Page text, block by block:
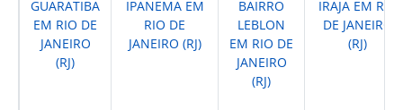
GUARATIBA
EM RIO DE
JANEIRO
(RJ)
IPANEMA EM
RIO DE
JANEIRO (RJ)
BAIRRO
LEBLON
EM RIO DE
JANEIRO
(RJ)
IRAJA EM RIO
DE JANEIRO
(RJ)